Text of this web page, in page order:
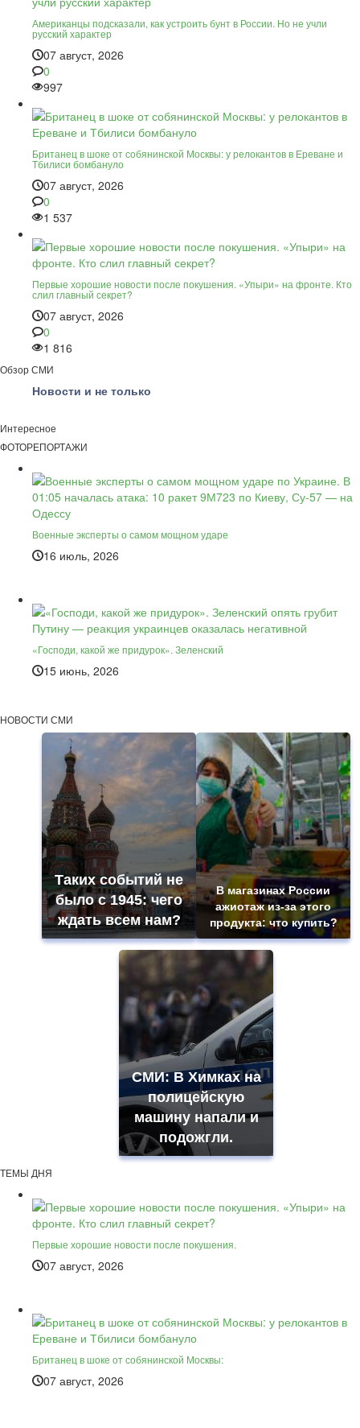
Американцы подсказали, как устроить бунт в России. Но не учли
русский характер
07 август, 2026
0
997
Британец в шоке от собянинской Москвы: у релокантов в Ереване и
Тбилиси бомбануло
07 август, 2026
0
1 537
Первые хорошие новости после покушения. «Упыри» на фронте. Кто
слил главный секрет?
07 август, 2026
0
1 816
Обзор СМИ
Новости и не только
Интересное
ФОТОРЕПОРТАЖИ
Военные эксперты о самом мощном ударе
16 июль, 2026
«Господи, какой же придурок». Зеленский
15 июнь, 2026
НОВОСТИ СМИ
Таких событий не
было с 1945: чего
ждать всем нам?
В магазинах России
ажиотаж из-за этого
продукта: что купить?
СМИ: В Химках на
полицейскую
машину напали и
подожгли.
ТЕМЫ ДНЯ
Первые хорошие новости после покушения.
07 август, 2026
Британец в шоке от собянинской Москвы:
07 август, 2026